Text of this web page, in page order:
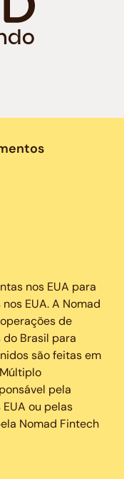
nos EUA para
EUA. A Nomad
de
Brasil para
são feitas em
pela
ou pelas
Nomad Fintech